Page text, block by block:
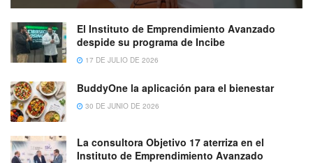
El Instituto de Emprendimiento Avanzado
despide su programa de Incibe
17 DE JULIO DE 2026
BuddyOne la aplicación para el bienestar
30 DE JUNIO DE 2026
La consultora Objetivo 17 aterriza en el
Instituto de Emprendimiento Avanzado